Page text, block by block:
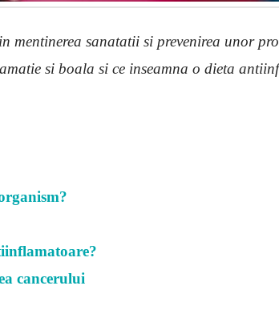
mentinerea sanatatii si prevenirea unor
si boala si ce inseamna o dieta
cancerului